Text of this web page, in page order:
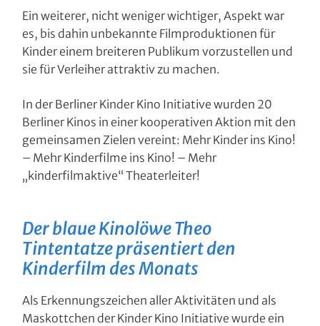
Ein weiterer, nicht weniger wichtiger, Aspekt war
es, bis dahin unbekannte Filmproduktionen für
Kinder einem breiteren Publikum vorzustellen und
sie für Verleiher attraktiv zu machen.
In der Berliner Kinder Kino Initiative wurden 20
Berliner Kinos in einer kooperativen Aktion mit den
gemeinsamen Zielen vereint: Mehr Kinder ins Kino!
– Mehr Kinderfilme ins Kino! – Mehr
„kinderfilmaktive“ Theaterleiter!
Der blaue Kinolöwe Theo
Tintentatze präsentiert den
Kinderfilm des Monats
Als Erkennungszeichen aller Aktivitäten und als
Maskottchen der Kinder Kino Initiative wurde ein